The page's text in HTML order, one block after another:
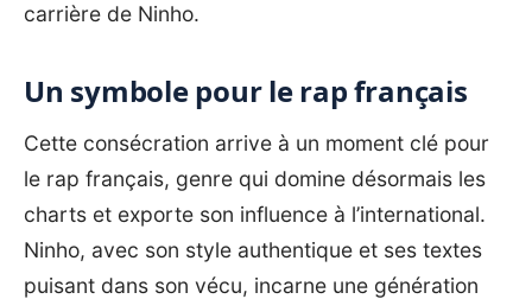
carrière de Ninho.
Un symbole pour le rap français
Cette consécration arrive à un moment clé pour
le rap français, genre qui domine désormais les
charts et exporte son influence à l’international.
Ninho, avec son style authentique et ses textes
puisant dans son vécu, incarne une génération